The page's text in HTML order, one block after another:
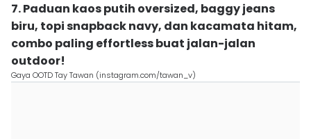
7. Paduan kaos putih oversized, baggy jeans
biru, topi snapback navy, dan kacamata hitam,
combo paling effortless buat jalan-jalan
outdoor!
Gaya OOTD Tay Tawan (instagram.com/tawan_v)